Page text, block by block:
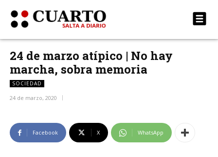
24 de marzo atípico | No hay
marcha, sobra memoria
SOCIEDAD
24 de marzo, 2020
Facebook X WhatsApp